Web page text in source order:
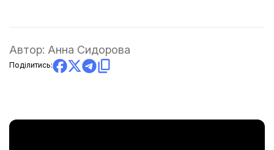
Автор: Анна Сидорова
Поділитись: